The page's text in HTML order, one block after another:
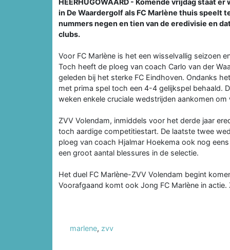
in De Waardergolf als FC Marlène thuis speelt
nummers negen en tien van de eredivisie en
clubs.
Voor FC Marlène is het een wisselvallig seizoen
Toch heeft de ploeg van coach Carlo van der
geleden bij het sterke FC Eindhoven. Ondanks
met prima spel toch een 4-4 gelijkspel behaald.
weken enkele cruciale wedstrijden aankomen
ZVV Volendam, inmiddels voor het derde jaar
toch aardige competitiestart. De laatste twee
ploeg van coach Hjalmar Hoekema ook nog
een groot aantal blessures in de selectie.
Het duel FC Marlène-ZVV Volendam begint
Voorafgaand komt ook Jong FC Marlène in
marlene, zvv